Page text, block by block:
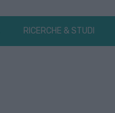
RICERCHE & STUDI